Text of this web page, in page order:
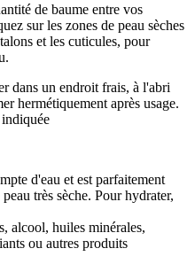
de baume entre vos
sur les zones de peau sèches
et les cuticules, pour
dans un endroit frais, à l'abri
hermétiquement après usage.
d'eau et est parfaitement
très sèche. Pour hydrater,
alcool, huiles minérales,
ou autres produits